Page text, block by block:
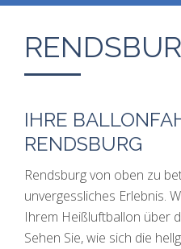
IHRE
RENDSBURG
Rendsburg von oben zu
unvergessliches Erlebnis.
Ihrem Heißluftballon über
Sehen Sie, wie sich die